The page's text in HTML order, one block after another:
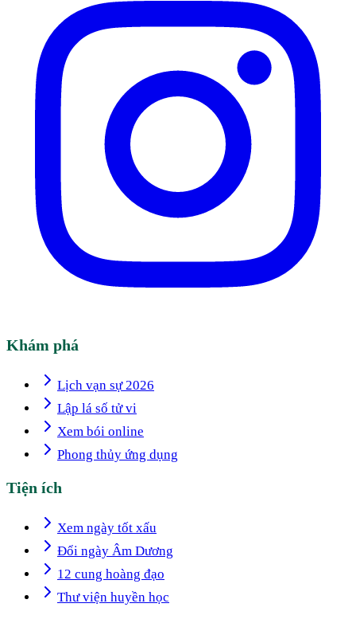
Khám phá
Lịch vạn sự 2026
Lập lá số tử vi
Xem bói online
Phong thủy ứng dụng
Tiện ích
Xem ngày tốt xấu
Đổi ngày Âm Dương
12 cung hoàng đạo
Thư viện huyền học